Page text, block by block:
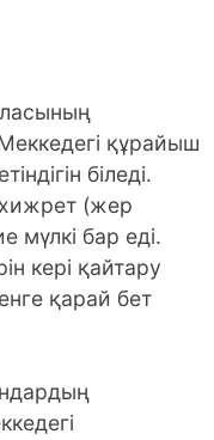
құрайыш
біледі.
(жер
мүлкі бар еді.
кері қайтару